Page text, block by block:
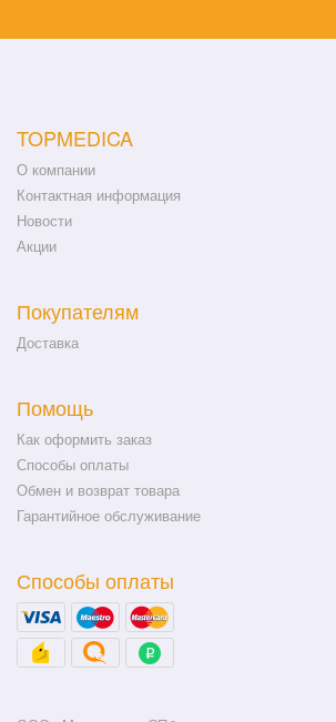
TOPMEDICA
О компании
Контактная информация
Новости
Акции
Покупателям
Доставка
Помощь
Как оформить заказ
Способы оплаты
Обмен и возврат товара
Гарантийное обслуживание
Способы оплаты